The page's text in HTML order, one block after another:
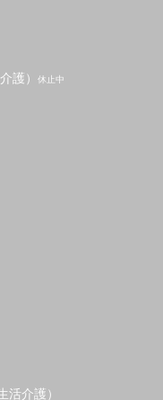
護）
休止中
活介護）